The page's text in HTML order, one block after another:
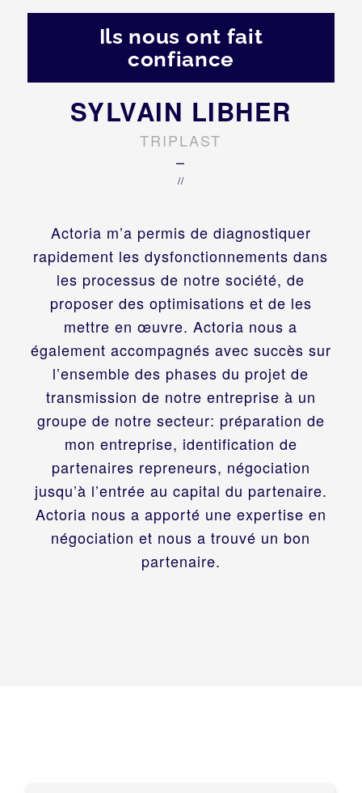
Ils nous ont fait
confiance
Actoria m’a permis de diagnostiquer
rapidement les dysfonctionnements dans
les processus de notre société, de
proposer des optimisations et de les
mettre en œuvre. Actoria nous a
également accompagnés avec succès sur
l’ensemble des phases du projet de
transmission de notre entreprise à un
groupe de notre secteur: préparation de
mon entreprise, identification de
partenaires repreneurs, négociation
jusqu’à l’entrée au capital du partenaire.
Actoria nous a apporté une expertise en
négociation et nous a trouvé un bon
partenaire.
SYLVAIN LIBHER
TRIPLAST
–
//